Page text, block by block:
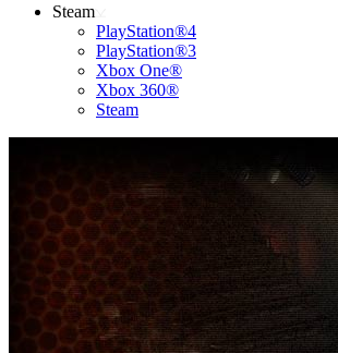
Steam
PlayStation®4
PlayStation®3
Xbox One®
Xbox 360®
Steam